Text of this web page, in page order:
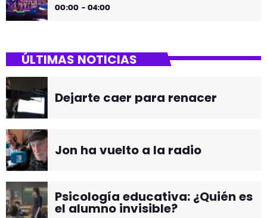
00:00 - 04:00
ÚLTIMAS NOTICIAS
Dejarte caer para renacer
Jon ha vuelto a la radio
Psicología educativa: ¿Quién es
el alumno invisible?